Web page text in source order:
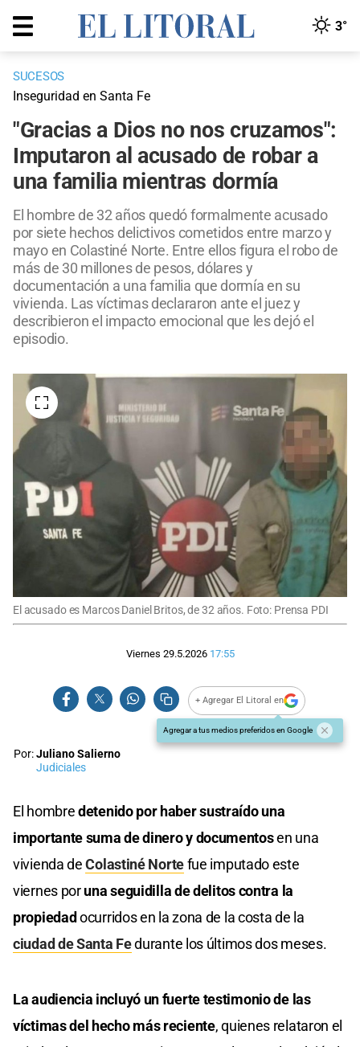
3°
SUCESOS
Inseguridad en Santa Fe
"Gracias a Dios no nos cruzamos":
Imputaron al acusado de robar a
una familia mientras dormía
El hombre de 32 años quedó formalmente acusado
por siete hechos delictivos cometidos entre marzo y
mayo en Colastiné Norte. Entre ellos figura el robo de
más de 30 millones de pesos, dólares y
documentación a una familia que dormía en su
vivienda. Las víctimas declararon ante el juez y
describieron el impacto emocional que les dejó el
episodio.
El acusado es Marcos Daniel Britos, de 32 años. Foto: Prensa PDI
Viernes 29.5.2026 17:55
+ Agregar El Litoral en
Agregar a tus medios preferidos en Google
Por:Juliano Salierno
Judiciales
El hombredetenido por haber sustraído una
importante suma de dinero y documentosen una
vivienda deColastiné Nortefue imputado este
viernes poruna seguidilla de delitos contra la
propiedadocurridos en la zona de la costa de la
ciudad de Santa Fedurante los últimos dos meses.
La audiencia incluyó un fuerte testimonio de las
víctimas del hecho más reciente, quienes relataron el